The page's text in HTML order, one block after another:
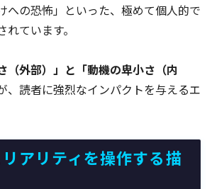
への恐怖」といった、極めて個人的で
ています。
（外部）」と「動機の卑小さ（内
、読者に強烈なインパクトを与えるエ
アリティを操作する描